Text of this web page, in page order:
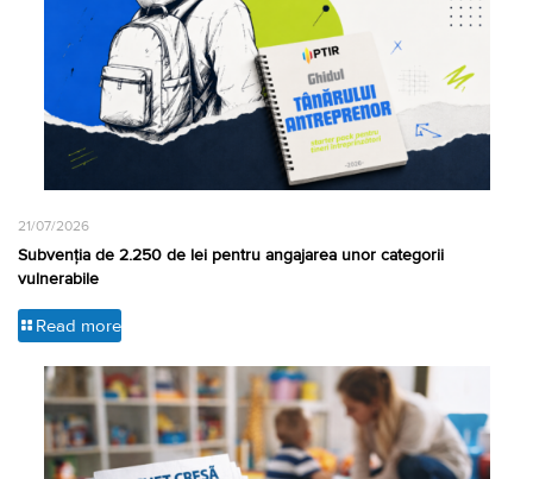
21/07/2026
Subvenția de 2.250 de lei pentru angajarea unor categorii
vulnerabile
Read more